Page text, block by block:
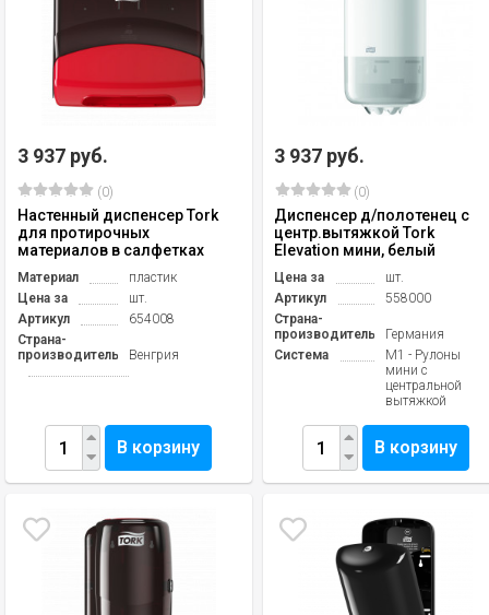
3 937 руб.
(0)
Настенный диспенсер Tork
для протирочных
материалов в салфетках
Материал
пластик
Цена за
шт.
Артикул
654008
Страна-
производитель
Венгрия
В корзину
3 937 руб.
(0)
Диспенсер д/полотенец с
центр.вытяжкой Tork
Elevation мини, белый
Цена за
шт.
Артикул
558000
Страна-
производитель
Германия
Система
М1 - Рулоны
мини с
центральной
вытяжкой
В корзину